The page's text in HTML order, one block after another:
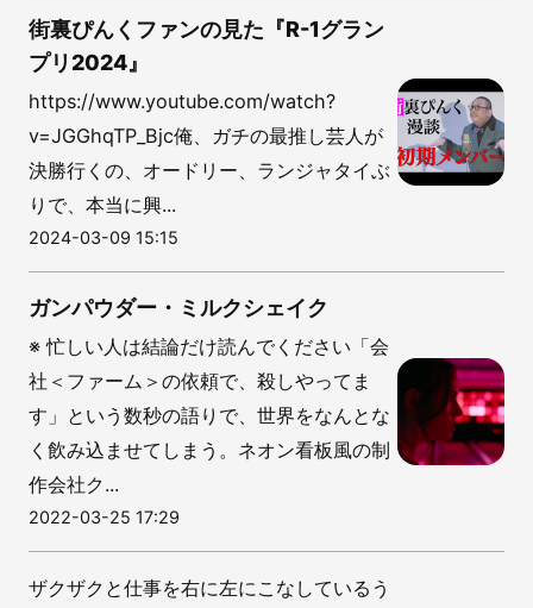
街裏ぴんくファンの見た『R-1グラン
プリ2024』
https://www.youtube.com/watch?
v=JGGhqTP_Bjc俺、ガチの最推し芸人が
決勝行くの、オードリー、ランジャタイぶ
りで、本当に興...
2024-03-09 15:15
ガンパウダー・ミルクシェイク
※ 忙しい人は結論だけ読んでください「会
社＜ファーム＞の依頼で、殺しやってま
す」という数秒の語りで、世界をなんとな
く飲み込ませてしまう。ネオン看板風の制
作会社ク...
2022-03-25 17:29
ザクザクと仕事を右に左にこなしているう